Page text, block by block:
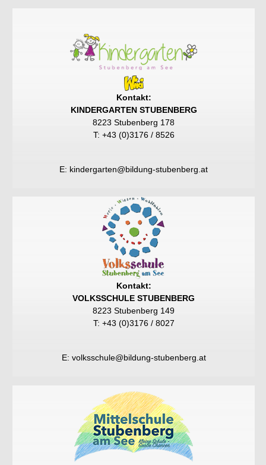
Kontakt:
KINDERGARTEN STUBENBERG
8223 Stubenberg 178
T: +43 (0)3176 / 8526
E: kindergarten@bildung-stubenberg.at
Kontakt:
VOLKSSCHULE STUBENBERG
8223 Stubenberg 149
T: +43 (0)3176 / 8027
E: volksschule@bildung-stubenberg.at